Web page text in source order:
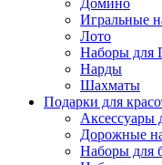
Домино
Игральные
Лото
Наборы для
Нарды
Шахматы
Подарки для
Аксессуары
Дорожные
Наборы для